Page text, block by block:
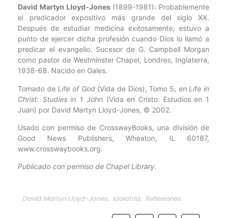
David Martyn Lloyd-Jones(1899-1981): Probablemente
el predicador expositivo más grande del siglo XX.
Después de estudiar medicina exitosamente, estuvo a
punto de ejercer dicha profesión cuando Dios lo llamó a
predicar el evangelio. Sucesor de G. Campbell Morgan
como pastor de Westminster Chapel, Londres, Inglaterra,
1938-68. Nacido en Gales.
Tomado de Life of God(Vida de Dios), Tomo 5, en Life in
Christ: Studies in 1 John(Vida en Cristo: Estudios en 1
Juan) por David Martyn Lloyd-Jones, © 2002.
Usado con permiso de CrosswayBooks, una división de
Good News Publishers, Wheaton, IL 60187,
www.crosswaybooks.org.
Publicado con permiso de Chapel Library.
David Martyn Lloyd-Jones, Idolatría, Reflexiones